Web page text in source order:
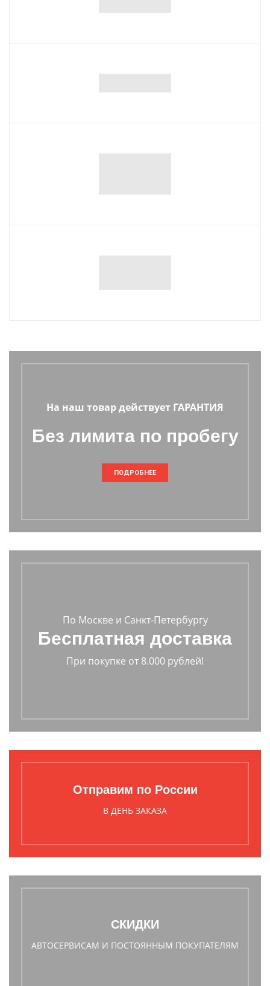
На наш товар действует ГАРАНТИЯ
Без лимита по пробегу
ПОДРОБНЕЕ
По Москве и Санкт-Петербургу
Бесплатная доставка
При покупке от 8.000 рублей!
Отправим по России
В ДЕНЬ ЗАКАЗА
СКИДКИ
АВТОСЕРВИСАМ И ПОСТОЯННЫМ ПОКУПАТЕЛЯМ